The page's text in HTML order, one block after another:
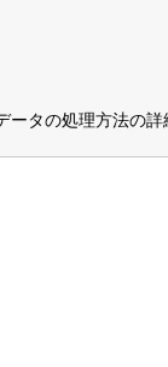
ータの処理方法の